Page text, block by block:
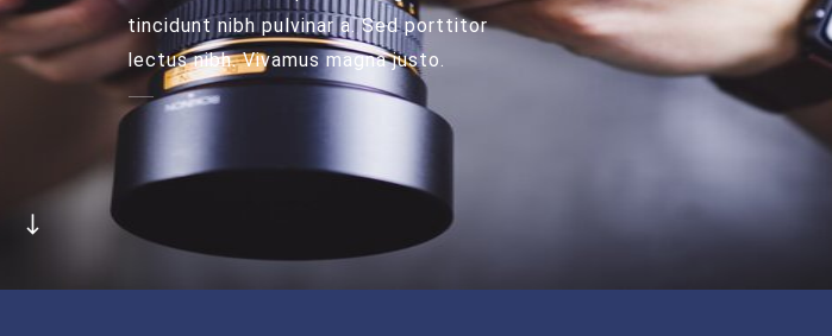
tincidunt nibh pulvinar a. Sed porttitor
lectus nibh. Vivamus magna justo.